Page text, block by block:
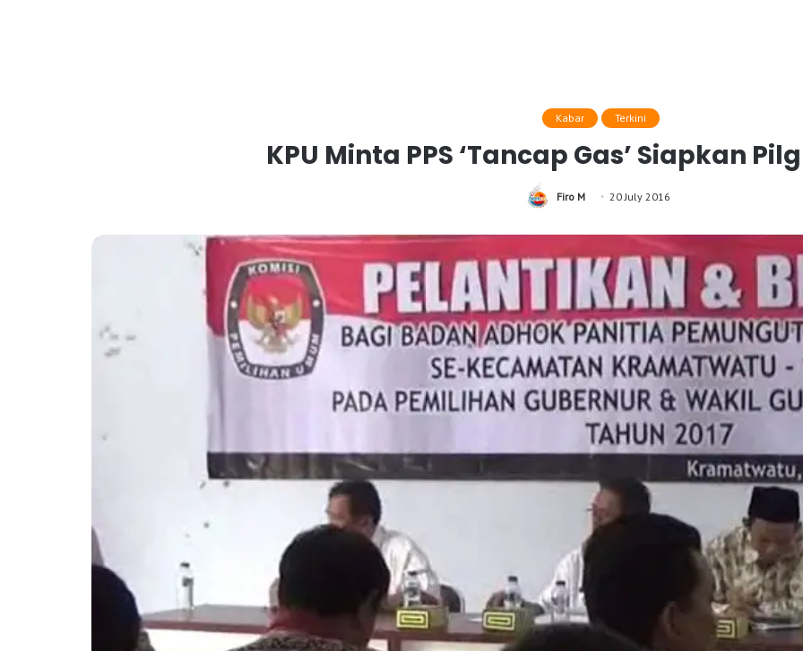
Kabar Terkini
KPU Minta PPS ‘Tancap Gas’ Siapkan
Firo M 20 July 2016